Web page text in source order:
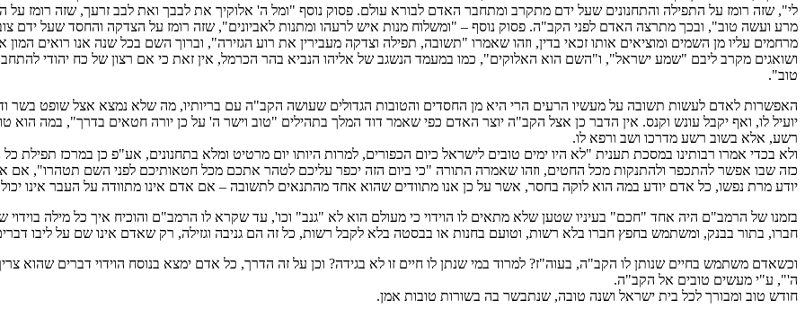
לי", שזה רומז על התפילה והתחנונים שעל ידם מתקרב ומתחבר האדם לבורא עולם. פסוק נוסף "ומל ה' אלוקיך את לבבך ואת לבב זרעך, שזה רומז
מרע ועשה טוב", ובכך מתרצה האדם לפני הקב"ה. פסוק נוסף – "ומשלוח מנות איש לרעהו ומתנות לאביונים", שזה רומז על הצדקה והחסד שעל ידם
מרחמים עליו מן השמים ומוציאים אותו זכאי בדין, וזהו שאמרו "תשובה, תפילה וצדקה מעבירין את רוע הגזירה", וברוך השם בכל שנה אנו רואים
ושואגים מקרב ליבם "שמע ישראל", ו"השם הוא האלוקים", כמו במעמד הנשגב של אליהו הנביא בהר הכרמל, אין זאת כי אם רצון של כח יהודי
טוב".
האפשרות לאדם לעשות תשובה על מעשיו הרעים הרי היא מן החסדים והטובות הגדולים שעושה הקב"ה עם בריותיו, מה שלא נמצא אצל שופט בשר
יועיל לו, ואף יקבל עונש וקנס. אין הדבר כן אצל הקב"ה יוצר האדם כפי שאמר דוד המלך בתהילים "טוב וישר ה' על כן יורה חטאים בדרך", במה
רשע, אלא בשוב רשע מדרכו ושב ורפא לו.
ולא בכדי אמרו רבותינו במסכת תענית "לא היו ימים טובים לישראל כיום הכפורים, למרות היותו יום מרטיט ומלא בתחנונים, אע"פ כן במרכז תפילת
כזה שבו אפשר להתכפר ולהתנקות מכל החטים, וזהו שאמרה התורה "כי ביום הזה יכפר עליכם לטהר אתכם מכל חטאותיכם לפני השם תטהרו", אם
יודע מרת נפשו, כל אדם יודע במה הוא לוקה בחסר, אשר על כן אנו מתוודים שהוא אחד מהתנאים לתשובה – אם אדם אינו מתוודה על העבר אינו
בזמנו של הרמב"ם היה אחד "חכם" בעיניו שטען שלא מתאים לו הוידוי כי מעולם הוא לא "גנב" וכו', עד שקרא לו הרמב"ם והוכיח איך כל מילה
חברו, בתור בבנק, ומשתמש בחפץ חברו בלא רשות, וטועם בחנות או בבסטה בלא לקבל רשות, כל זה הם גניבה וגזילה, רק שאדם אינו שם על ליבו
וכשאדם משתמש בחיים שנותן לו הקב"ה, בעוה"ז? למרוד במי שנתן לו חיים זו לא בגידה? וכן על זה הדרך, כל אדם ימצא בנוסח הוידוי דברים שהוא
ה'", ע"י מעשים טובים אל הקב"ה.
חודש טוב ומבורך לכל בית ישראל ושנה טובה, שנתבשר בה בשורות טובות אמן.